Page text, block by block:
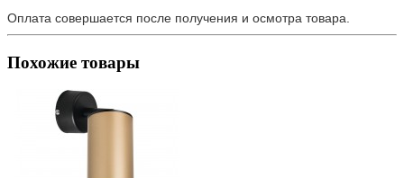
Оплата совершается после получения и осмотра товара.
Похожие товары